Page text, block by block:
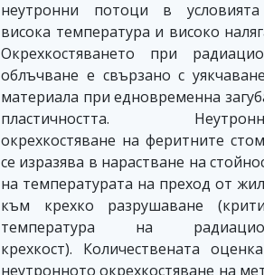
неутронни потоци в
висока температура и високо
Окрехкостяването при
облъчване е свързано с
материала при едновременна
пластичността.
окрехкостяване на феритните
се изразява в нарастване на
на температурата на преход от
към крехко разрушаване
температура на
крехкост). Количествената
неутронното oкрехкостяване на